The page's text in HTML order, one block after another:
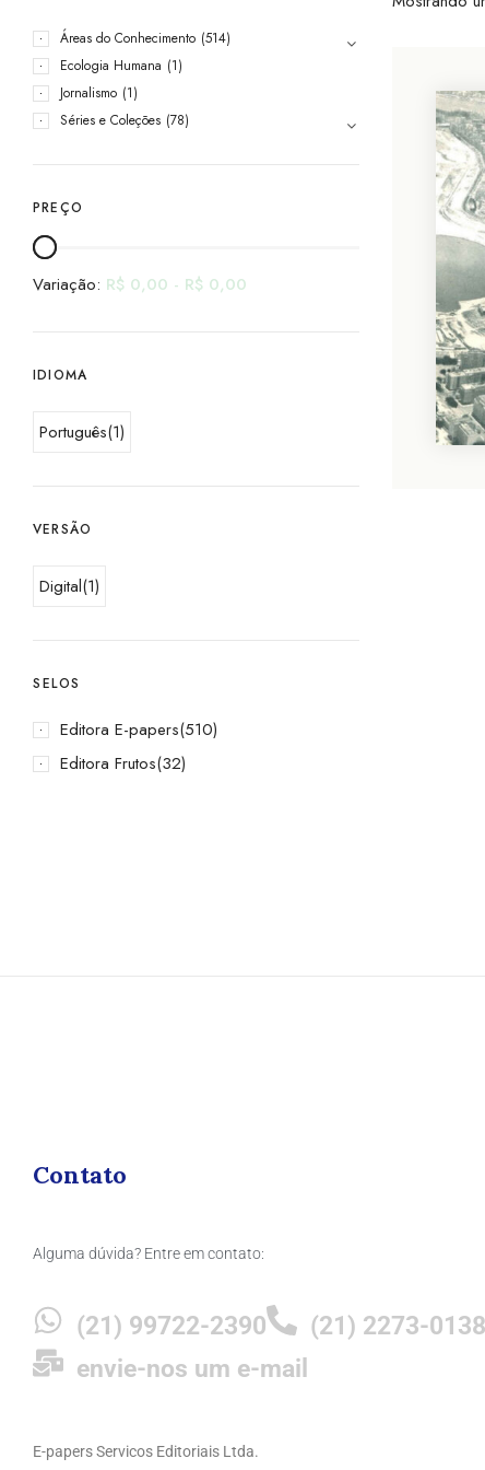
Áreas do Conhecimento (514)
Ecologia Humana (1)
Jornalismo (1)
Séries e Coleções (78)
PREÇO
Variação: R$ 0,00 - R$ 0,00
IDIOMA
Português(1)
VERSÃO
Digital(1)
SELOS
Editora E-papers(510)
Editora Frutos(32)
Contato
Alguma dúvida? Entre em contato:
(21) 99722-2390
(21) 2273-0138
envie-nos um e-mail
E-papers Servicos Editoriais Ltda.